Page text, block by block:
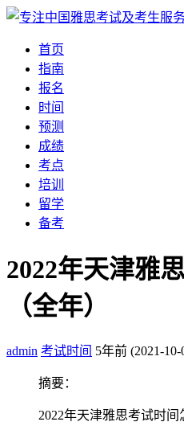
首页
指南
报名
时间
预测
成绩
考点
培训
留学
备考
2022年天津雅
（全年）
admin 考试时间 5年前 (2021-10-
摘要：
2022年天津雅思考试时